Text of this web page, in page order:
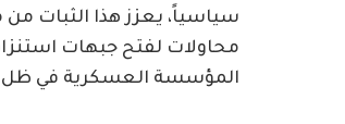
سياسياً، يعزز هذا الثبات
محاولات لفتح جبهات
المؤسسة العسكرية في ظل